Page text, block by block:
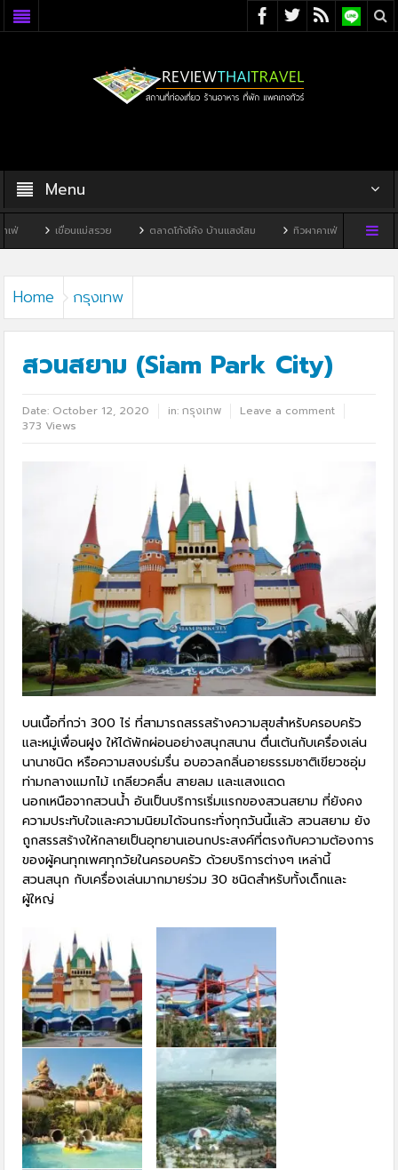
Menu
แม่สรวย ตลาดโก้งโค้ง บ้านแสงโสม ทิวผาคาเฟ่ บ้านพิพิธภัณฑ์ไทดำ
Home กรุงเทพ
สวนสยาม (Siam Park City)
Date: October 12, 2020 in:กรุงเทพ
Leave a comment
373 Views
บนเนื้อที่กว่า 300 ไร่ ที่สามารถสรรสร้างความสุขสำหรับครอบครัว
และหมู่เพื่อนฝูง ให้ได้พักผ่อนอย่างสนุกสนาน ตื่นเต้นกับเครื่องเล่น
นานาชนิด หรือความสงบร่มรื่น อบอวลกลิ่นอายธรรมชาติเขียวชอุ่ม
ท่ามกลางแมกไม้ เกลียวคลื่น สายลม และแสงแดด
นอกเหนือจากสวนน้ำ อันเป็นบริการเริ่มแรกของสวนสยาม ที่ยังคง
ความประทับใจและความนิยมได้จนกระทั่งทุกวันนี้แล้ว สวนสยาม ยัง
ถูกสรรสร้างให้กลายเป็นอุทยานเอนกประสงค์ที่ตรงกับความต้องการ
ของผู้คนทุกเพศทุกวัยในครอบครัว ด้วยบริการต่างๆ เหล่านี้
สวนสนุก กับเครื่องเล่นมากมายร่วม 30 ชนิดสำหรับทั้งเด็กและ
ผู้ใหญ่